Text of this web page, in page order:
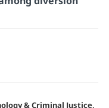
& Criminal Justice,